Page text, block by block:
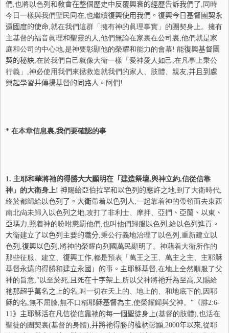
們 ,也將以色列 和敎會在整個 歷史中反覆興衰的經歷告訴我們了 ,同時
今日一樣與我們聖民同在,也繼續復興使用我們。 復興今日基督團契永
遠國度的使命,就在我們這群「擁有神的眞理事實」的團契身上。擁有
主基督的福音眞理和聖靈的人,他們無論在家裏在公司裏,他們就是家
庭和公司的中心地,是神要彰顯他的榮耀和能力的會幕! 能復興基督團
契的秘訣,在於我們自己就像大衛一樣「愛神愛人如己,在凡事上秉公
行義」,神必使用我們來拯救造就我們的家人、肢體、親友,并 且到處
興起學習并傳揚基督的同路人。阿們 !
* 在本章信息裏,我們要確認的事
1. 主耶和華將祂的得勝大大顯明在「建造祭壇,與神立約,信從信靠
神」的大衛身上! 神賜給亞伯拉罕和以色列 的應許之地,到了大衛時代,
終於都歸給以色列 了。大衛帶着以色列 人,一起靠着神的帶領而去東西
南北尙未歸入以色列 之地,攻打了非利士、摩押、亞捫 、 亞蘭、以東、
亞瑪力,照着神的吩咐懲罰他們,也叫他們歸服以色列 ,給以色列 進貢。
大衛建立了以色列 主要的職分,秉公行義地治理了以色列 ,重新建立以
色列 ,復興以色列 ,將神的榮耀向列國萬民顯明了。神藉着大衛所作的
那些征服、建立、 復興工作,都是預表 「萬王之王、萬主之主、主耶穌
基督永遠的得勝和建立永國」的事。主耶穌基督,在地上全然順服了父
神的旨意,"以至於死, 且死在十字架上,所以父神將祂升為至高,又賜給
祂那超乎萬名之上的名,叫一切在天上的、地上的、和地底下的,因耶
穌的名,無不屈膝,無不口稱耶穌基督為主,使榮耀歸與父神。"《腓2:6-
11》主耶穌活在凡信從信靠祂的每一個聖徒身上(基督的肢體),也活在
聖徒的團契裏(基督的身體),并將祂得勝的權柄彰顯,2000年以來,從耶